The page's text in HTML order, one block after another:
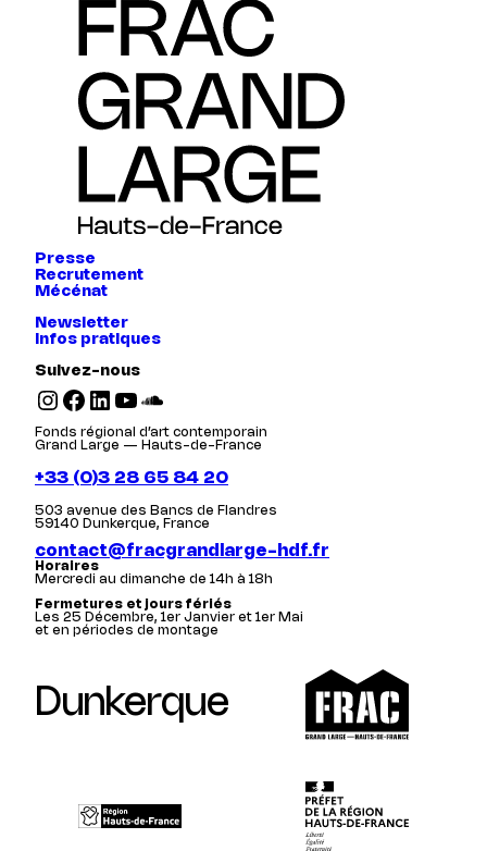
Presse
Recrutement
Mécénat
Newsletter
Infos pratiques
Suivez-nous
Instagram Facebook LinkedIn YouTube SoundCloud
Fonds régional d’art contemporain
Grand Large — Hauts-de-France
+33 (0)3 28 65 84 20
503 avenue des Bancs de Flandres
59140 Dunkerque, France
contact@fracgrandlarge-hdf.fr
Horaires
Mercredi au dimanche de 14h à 18h
Fermetures et jours fériés
Les 25 Décembre, 1er Janvier et 1er Mai
et en périodes de montage
Dunkerque